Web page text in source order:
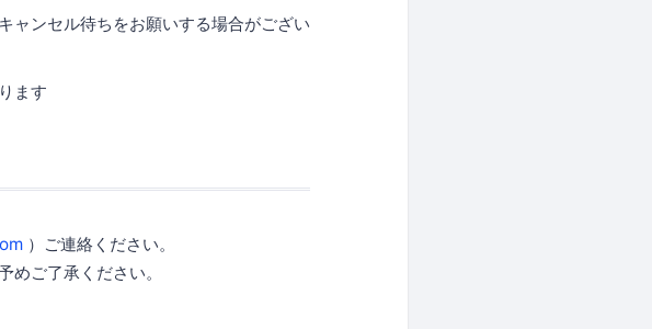
ャンセル待ちをお願いする場合がござい
ます
）ご連絡ください。
めご了承ください。